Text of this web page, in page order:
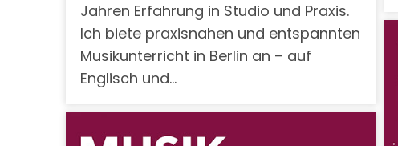
Jahren Erfahrung in Studio und Praxis.
Ich biete praxisnahen und entspannten
Musikunterricht in Berlin an – auf
Englisch und…